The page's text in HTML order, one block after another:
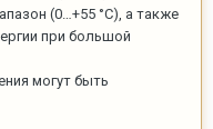
(0…+55 °С), а также
при большой
могут быть